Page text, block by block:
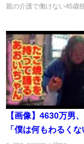
親の介護で働けない45歳
【画像】4630万男
「僕は何もわるくな